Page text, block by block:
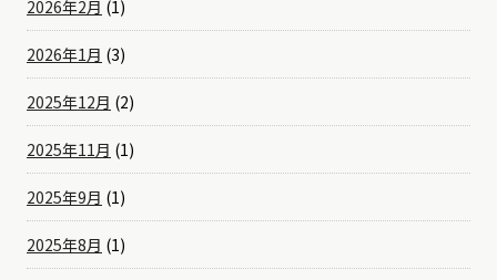
2026年2月 (1)
2026年1月 (3)
2025年12月 (2)
2025年11月 (1)
2025年9月 (1)
2025年8月 (1)